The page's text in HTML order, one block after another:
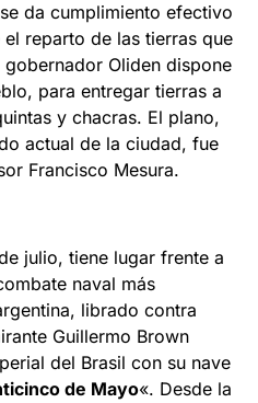
da cum­plimiento efectivo
reparto de las tierras que
Oliden dispone
para entregar tierras a
y chacras. El plano,
ac­tual de la ciudad, fue
Francisco Mesura.
julio, tiene lugar frente a
naval más
librado contra
Guillermo Brown
del Brasil con su nave
de Mayo«. Desde la